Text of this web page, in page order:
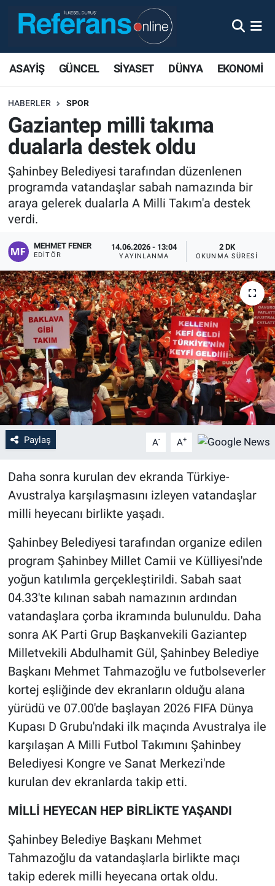
ASAYİŞ GÜNCEL SİYASET DÜNYA EKONOMİ
HABERLER SPOR
Gaziantep milli takıma
dualarla destek oldu
Şahinbey Belediyesi tarafından düzenlenen
programda vatandaşlar sabah namazında bir
araya gelerek dualarla A Milli Takım'a destek
verdi.
MEHMET FENER
EDITÖR
14.06.2026 - 13:04
YAYINLANMA
2 DK
OKUNMA SÜRESI
Paylaş A- A+
Daha sonra kurulan dev ekranda Türkiye-
Avustralya karşılaşmasını izleyen vatandaşlar
milli heyecanı birlikte yaşadı.
Şahinbey Belediyesi tarafından organize edilen
program Şahinbey Millet Camii ve Külliyesi'nde
yoğun katılımla gerçekleştirildi. Sabah saat
04.33'te kılınan sabah namazının ardından
vatandaşlara çorba ikramında bulunuldu. Daha
sonra AK Parti Grup Başkanvekili Gaziantep
Milletvekili Abdulhamit Gül, Şahinbey Belediye
Başkanı Mehmet Tahmazoğlu ve futbolseverler
kortej eşliğinde dev ekranların olduğu alana
yürüdü ve 07.00'de başlayan 2026 FIFA Dünya
Kupası D Grubu'ndaki ilk maçında Avustralya ile
karşılaşan A Milli Futbol Takımını Şahinbey
Belediyesi Kongre ve Sanat Merkezi'nde
kurulan dev ekranlarda takip etti.
MİLLİ HEYECAN HEP BİRLİKTE YAŞANDI
Şahinbey Belediye Başkanı Mehmet
Tahmazoğlu da vatandaşlarla birlikte maçı
takip ederek milli heyecana ortak oldu.